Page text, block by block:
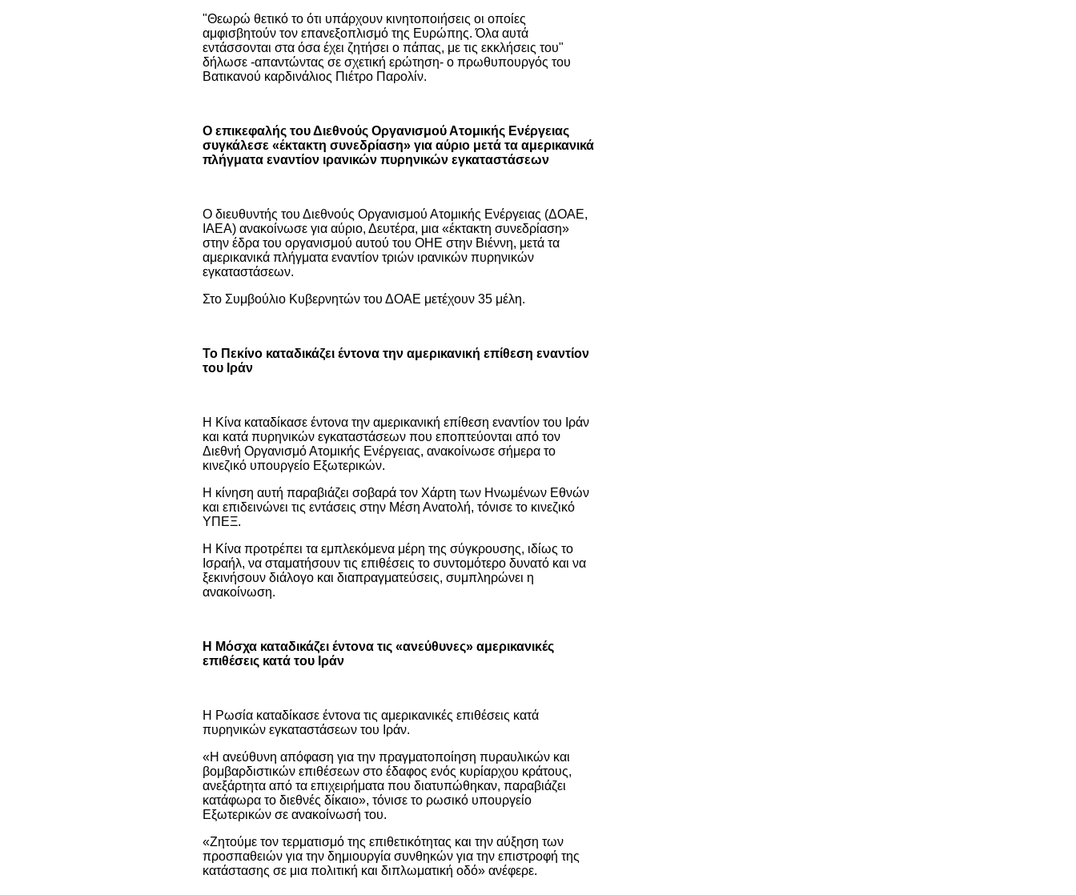
"Θεωρώ θετικό το ότι υπάρχουν κινητοποιήσεις οι οποίες
αμφισβητούν τον επανεξοπλισμό της Ευρώπης. Όλα αυτά
εντάσσονται στα όσα έχει ζητήσει ο πάπας, με τις εκκλήσεις του"
δήλωσε -απαντώντας σε σχετική ερώτηση- ο πρωθυπουργός του
Βατικανού καρδινάλιος Πιέτρο Παρολίν.
Ο επικεφαλής του Διεθνούς Οργανισμού Ατομικής Ενέργειας
συγκάλεσε «έκτακτη συνεδρίαση» για αύριο μετά τα αμερικανικά
πλήγματα εναντίον ιρανικών πυρηνικών εγκαταστάσεων
Ο διευθυντής του Διεθνούς Οργανισμού Ατομικής Ενέργειας (ΔΟΑΕ,
IAEA) ανακοίνωσε για αύριο, Δευτέρα, μια «έκτακτη συνεδρίαση»
στην έδρα του οργανισμού αυτού του ΟΗΕ στην Βιέννη, μετά τα
αμερικανικά πλήγματα εναντίον τριών ιρανικών πυρηνικών
εγκαταστάσεων.
Στο Συμβούλιο Κυβερνητών του ΔΟΑΕ μετέχουν 35 μέλη.
Το Πεκίνο καταδικάζει έντονα την αμερικανική επίθεση εναντίον
του Ιράν
Η Κίνα καταδίκασε έντονα την αμερικανική επίθεση εναντίον του Ιράν
και κατά πυρηνικών εγκαταστάσεων που εποπτεύονται από τον
Διεθνή Οργανισμό Ατομικής Ενέργειας, ανακοίνωσε σήμερα το
κινεζικό υπουργείο Εξωτερικών.
Η κίνηση αυτή παραβιάζει σοβαρά τον Χάρτη των Ηνωμένων Εθνών
και επιδεινώνει τις εντάσεις στην Μέση Ανατολή, τόνισε το κινεζικό
ΥΠΕΞ.
Η Κίνα προτρέπει τα εμπλεκόμενα μέρη της σύγκρουσης, ιδίως το
Ισραήλ, να σταματήσουν τις επιθέσεις το συντομότερο δυνατό και να
ξεκινήσουν διάλογο και διαπραγματεύσεις, συμπληρώνει η
ανακοίνωση.
Η Μόσχα καταδικάζει έντονα τις «ανεύθυνες» αμερικανικές
επιθέσεις κατά του Ιράν
Η Ρωσία καταδίκασε έντονα τις αμερικανικές επιθέσεις κατά
πυρηνικών εγκαταστάσεων του Ιράν.
«Η ανεύθυνη απόφαση για την πραγματοποίηση πυραυλικών και
βομβαρδιστικών επιθέσεων στο έδαφος ενός κυρίαρχου κράτους,
ανεξάρτητα από τα επιχειρήματα που διατυπώθηκαν, παραβιάζει
κατάφωρα το διεθνές δίκαιο», τόνισε το ρωσικό υπουργείο
Εξωτερικών σε ανακοίνωσή του.
«Ζητούμε τον τερματισμό της επιθετικότητας και την αύξηση των
προσπαθειών για την δημιουργία συνθηκών για την επιστροφή της
κατάστασης σε μια πολιτική και διπλωματική οδό» ανέφερε.